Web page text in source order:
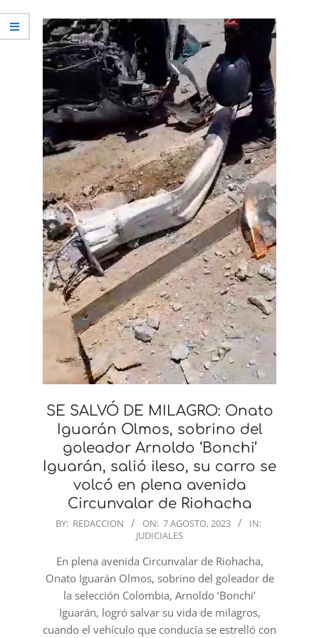
SE SALVÓ DE MILAGRO: Onato
Iguarán Olmos, sobrino del
goleador Arnoldo ‘Bonchi’
Iguarán, salió ileso, su carro se
volcó en plena avenida
Circunvalar de Riohacha
2023-
BY: REDACCION ON: 7 AGOSTO, 2023
IN:
JUDICIALES
En plena avenida Circunvalar de Riohacha,
Onato Iguarán Olmos, sobrino del goleador de
la selección Colombia, Arnoldo ‘Bonchi’
Iguarán, logró salvar su vida de milagros,
cuando el vehículo que conducía se estrelló con